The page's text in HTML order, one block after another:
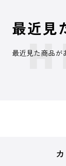
最近見
最近見た商品が